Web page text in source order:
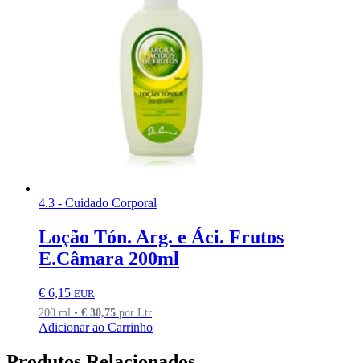
4.3 - Cuidado Corporal
Loção Tón. Arg. e Áci. Frutos
E.Câmara 200ml
€ 6,15 EUR
200 ml • € 30,75 por Ltr
Adicionar ao Carrinho